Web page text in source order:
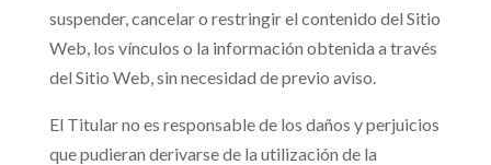
suspender, cancelar o restringir el contenido del Sitio
Web, los vínculos o la información obtenida a través
del Sitio Web, sin necesidad de previo aviso.
El Titular no es responsable de los daños y perjuicios
que pudieran derivarse de la utilización de la